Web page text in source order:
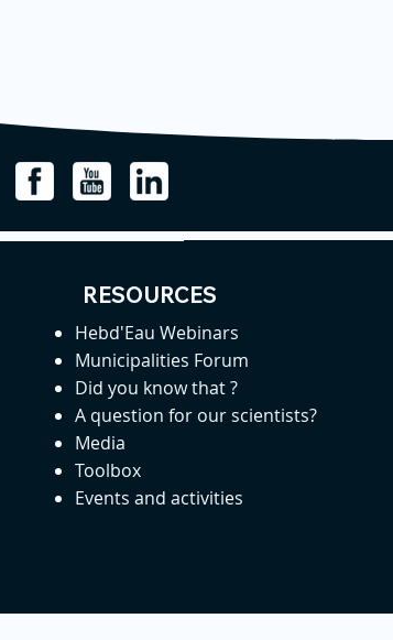
RESOURCES
Hebd'Eau Webinars
Municipalities Forum
Did you know that ?
A question for our scientists?
Media
Toolbox
Events and activities